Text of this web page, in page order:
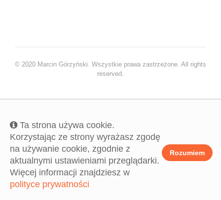
© 2020 Marcin Górzyński. Wszystkie prawa zastrzeżone. All rights
reserved.
Ta strona używa cookie.
Korzystając ze strony wyrażasz zgodę
na używanie cookie, zgodnie z
aktualnymi ustawieniami przeglądarki.
Więcej informacji znajdziesz w
polityce prywatności
Rozumiem